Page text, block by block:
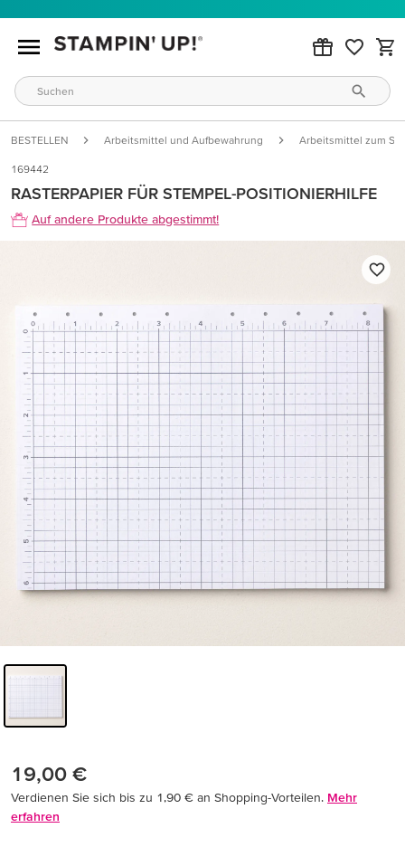
BESTELLEN Arbeitsmittel und Aufbewahrung Arbeitsmittel zum
169442
RASTERPAPIER FÜR STEMPEL-POSITIONIERHILFE
Auf andere Produkte abgestimmt!
19,00 €
Verdienen Sie sich bis zu 1,90 € an Shopping-Vorteilen. Mehr
erfahren